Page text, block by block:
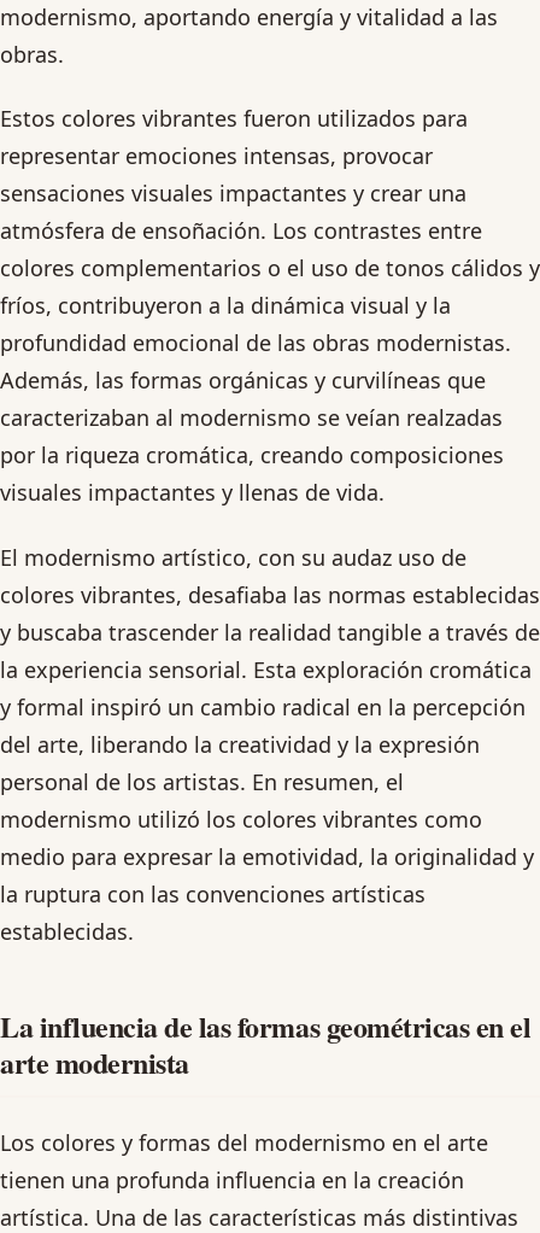
modernismo, aportando energía y vitalidad a las
obras.
Estos colores vibrantes fueron utilizados para
representar emociones intensas, provocar
sensaciones visuales impactantes y crear una
atmósfera de ensoñación. Los contrastes entre
colores complementarios o el uso de tonos cálidos y
fríos, contribuyeron a la dinámica visual y la
profundidad emocional de las obras modernistas.
Además, las formas orgánicas y curvilíneas que
caracterizaban al modernismo se veían realzadas
por la riqueza cromática, creando composiciones
visuales impactantes y llenas de vida.
El modernismo artístico, con su audaz uso de
colores vibrantes, desafiaba las normas establecidas
y buscaba trascender la realidad tangible a través de
la experiencia sensorial. Esta exploración cromática
y formal inspiró un cambio radical en la percepción
del arte, liberando la creatividad y la expresión
personal de los artistas. En resumen, el
modernismo utilizó los colores vibrantes como
medio para expresar la emotividad, la originalidad y
la ruptura con las convenciones artísticas
establecidas.
La influencia de las formas geométricas en el
arte modernista
Los colores y formas del modernismo en el arte
tienen una profunda influencia en la creación
artística. Una de las características más distintivas